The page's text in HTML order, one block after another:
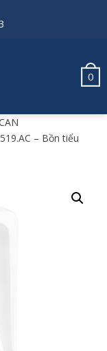
0
– Bồn tiểu